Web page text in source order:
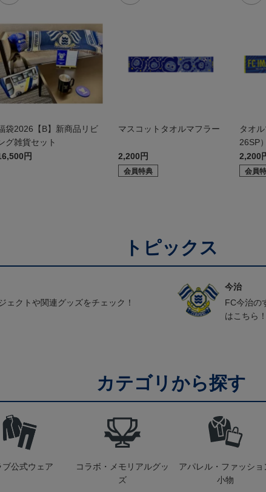
袋2026【B】新商品リビ
グ雑貨セット
円
マスコットタオルマフラー
2,200円
会員特典
タオ
26SP）
2,200
会員
トピックス
ェクトや関連グッズをチェック！
今治
FC今治の
はこちら！
カテゴリから探す
ブ公式ウェア
コラボ・メモリアルグッ
ズ
アパレル・ファッショ
小物